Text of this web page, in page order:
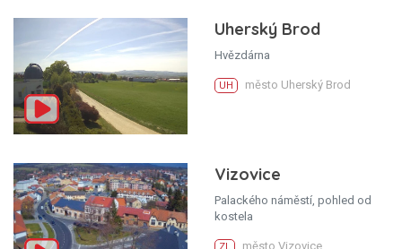
Uherský Brod
Hvězdárna
UH město Uherský Brod
Vizovice
Palackého náměstí, pohled od
kostela
ZL město Vizovice